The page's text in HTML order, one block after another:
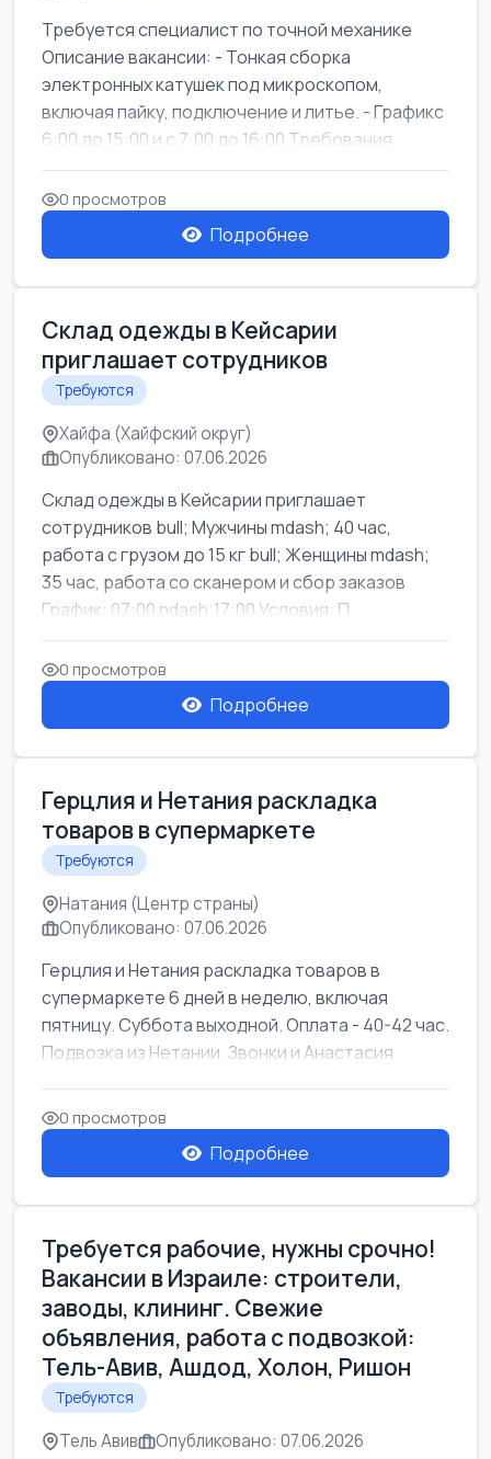
Требуется специалист по точной механике
Описание вакансии: - Тонкая сборка
электронных катушек под микроскопом,
включая пайку, подключение и литье. - Графикс
6:00 до 15:00 и с 7:00 до 16:00 Требования...
0 просмотров
Подробнее
Склад одежды в Кейсарии
приглашает сотрудников
Требуются
Хайфа (Хайфский округ)
Опубликовано: 07.06.2026
Склад одежды в Кейсарии приглашает
сотрудников bull; Мужчины mdash; 40 час,
работа с грузом до 15 кг bull; Женщины mdash;
35 час, работа со сканером и сбор заказов
График: 07:00 ndash;17:00 Условия: П...
0 просмотров
Подробнее
Герцлия и Нетания раскладка
товаров в супермаркете
Требуются
Натания (Центр страны)
Опубликовано: 07.06.2026
Герцлия и Нетания раскладка товаров в
супермаркете 6 дней в неделю, включая
пятницу. Суббота выходной. Оплата - 40-42 час.
Подвозка из Нетании. Звонки и Анастасия
0 просмотров
Подробнее
Требуется рабочие, нужны срочно!
Вакансии в Израиле: строители,
заводы, клининг. Свежие
объявления, работа с подвозкой:
Тель-Авив, Ашдод, Холон, Ришон
Требуются
Тель Авив Опубликовано: 07.06.2026